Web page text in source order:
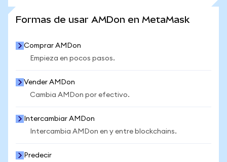
Formas de usar AMDon en MetaMask
Comprar AMDon
Empieza en pocos pasos.
Vender AMDon
Cambia AMDon por efectivo.
Intercambiar AMDon
Intercambia AMDon en y entre blockchains.
Predecir